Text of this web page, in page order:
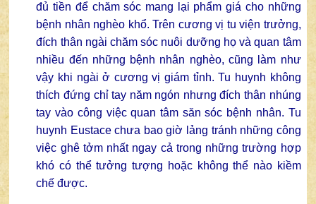
đủ tiền để chăm sóc mang lại phẩm giá cho những
bệnh nhân nghèo khổ. Trên cương vị tu viện trưởng,
đích thân ngài chăm sóc nuôi dưỡng họ và quan tâm
nhiều đến những bệnh nhân nghèo, cũng làm như
vậy khi ngài ở cương vị giám tỉnh. Tu huynh không
thích đứng chỉ tay năm ngón nhưng đích thân nhúng
tay vào công việc quan tâm săn sóc bệnh nhân. Tu
huynh Eustace chưa bao giờ lảng tránh những công
việc ghê tởm nhất ngay cả trong những trường hợp
khó có thể tưởng tượng hoặc không thể nào kiềm
chế được.